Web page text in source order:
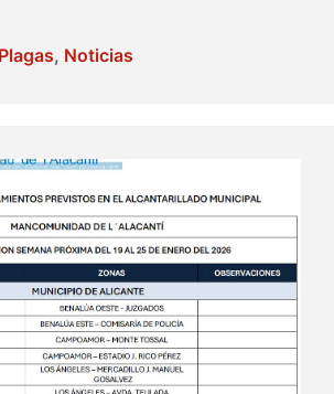
, Noticias